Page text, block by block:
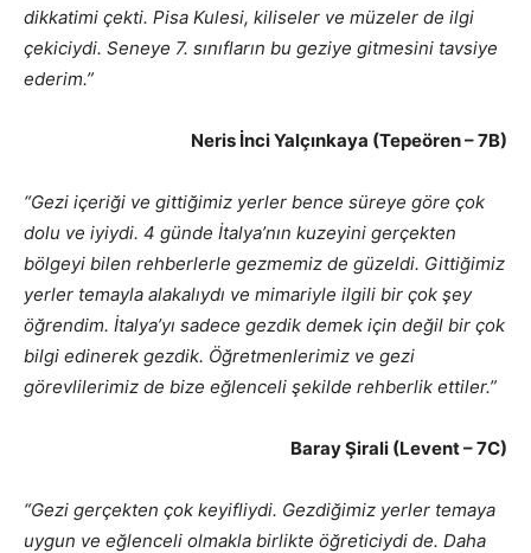
dikkatimi çekti. Pisa Kulesi, kiliseler ve müzeler de ilgi
çekiciydi. Seneye 7. sınıfların bu geziye gitmesini tavsiye
ederim.”
Neris İnci Yalçınkaya (Tepeören – 7B)
“Gezi içeriği ve gittiğimiz yerler bence süreye göre çok
dolu ve iyiydi. 4 günde İtalya’nın kuzeyini gerçekten
bölgeyi bilen rehberlerle gezmemiz de güzeldi. Gittiğimiz
yerler temayla alakalıydı ve mimariyle ilgili bir çok şey
öğrendim. İtalya’yı sadece gezdik demek için değil bir çok
bilgi edinerek gezdik. Öğretmenlerimiz ve gezi
görevlilerimiz de bize eğlenceli şekilde rehberlik ettiler.”
Baray Şirali (Levent – 7C)
“Gezi gerçekten çok keyifliydi. Gezdiğimiz yerler temaya
uygun ve eğlenceli olmakla birlikte öğreticiydi de. Daha